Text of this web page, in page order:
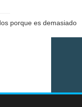
porque es demasiado